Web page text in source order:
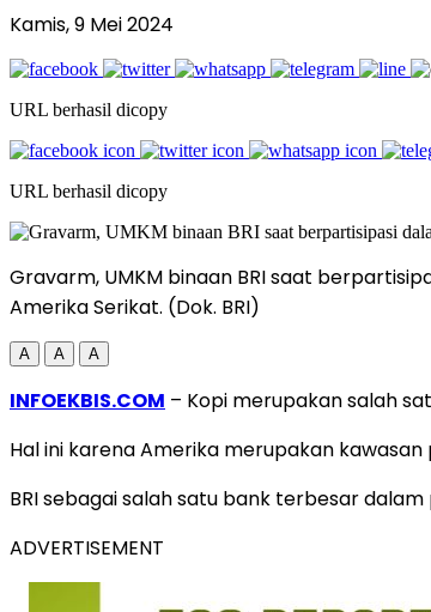
Kamis, 9 Mei 2024
URL berhasil dicopy
URL berhasil dicopy
Gravarm, UMKM binaan BRI saat
Amerika Serikat. (Dok. BRI)
A A A
INFOEKBIS.COM – Kopi merupakan salah
Hal ini karena Amerika merupakan
BRI sebagai salah satu bank terbesar
ADVERTISEMENT